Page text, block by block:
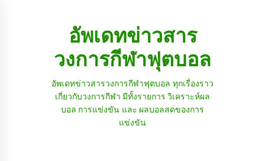
อัพเดทข่าวสาร
วงการกีฬาฟุตบอล
อัพเดทข่าวสารวงการกีฬาฟุตบอล ทุกเรื่องราว
เกี่ยวกับวงการกีฬา มีทั้งรายการ วิเคราะห์ผล
บอล การแข่งขัน และ ผลบอลสดของการ
แข่งขัน